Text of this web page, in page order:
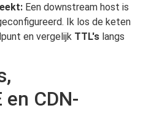
Een downstream host is
Ik los de keten
en vergelijk TTL's langs
CDN-